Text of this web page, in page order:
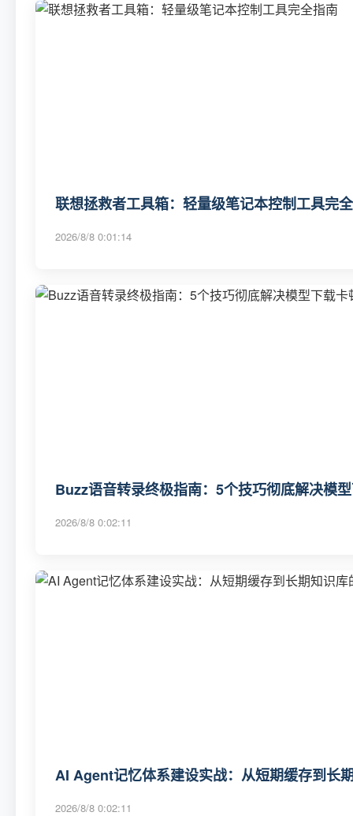
联想拯救者工具箱：轻量级笔记本控制工具完
2026/8/8 0:01:14
Buzz语音转录终极指南：5个技巧彻底解决模
2026/8/8 0:02:11
AI Agent记忆体系建设实战：从短期缓存到长
2026/8/8 0:02:11